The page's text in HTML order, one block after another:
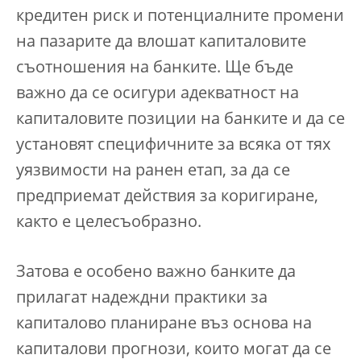
кредитен риск и потенциалните промени
на пазарите да влошат капиталовите
съотношения на банките. Ще бъде
важно да се осигури адекватност на
капиталовите позиции на банките и да се
установят специфичните за всяка от тях
уязвимости на ранен етап, за да се
предприемат действия за коригиране,
както е целесъобразно.
Затова е особено важно банките да
прилагат надеждни практики за
капиталово планиране въз основа на
капиталови прогнози, които могат да се